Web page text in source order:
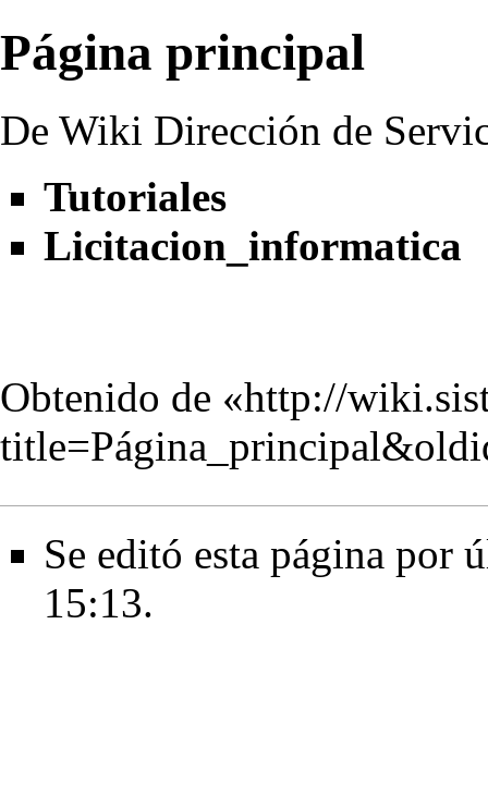
Página principal
De Wiki Dirección de
Tutoriales
Licitacion_informatica
Obtenido de «http://
Se editó esta página por
15:13.